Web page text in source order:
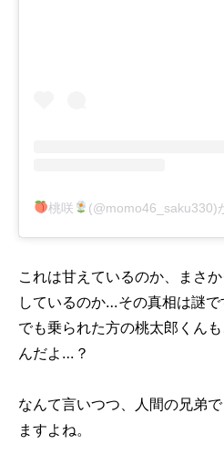
桃咲 (@momo46_saku330)
これは甘えているのか、まさ
しているのか…その真相は謎で
でも乗られた方の桃太郎くん
んだよ…？
なんて言いつつ、人間の兄弟
ますよね。